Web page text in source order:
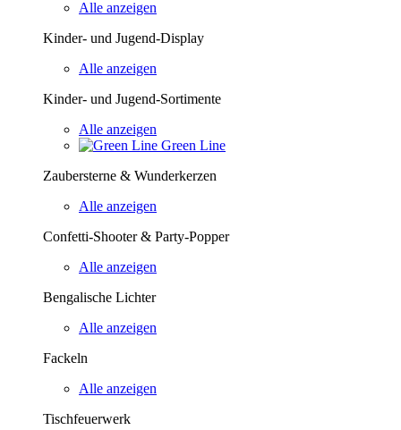
Alle anzeigen
Kinder- und Jugend-Display
Alle anzeigen
Kinder- und Jugend-Sortimente
Alle anzeigen
Green Line
Zaubersterne & Wunderkerzen
Alle anzeigen
Confetti-Shooter & Party-Popper
Alle anzeigen
Bengalische Lichter
Alle anzeigen
Fackeln
Alle anzeigen
Tischfeuerwerk